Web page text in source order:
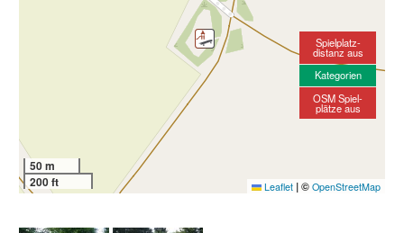
50 m
200 ft
Leaflet |© OpenStreetMap
Spielplatz-
distanz aus
Kategorien
OSM Spiel-
plätze aus